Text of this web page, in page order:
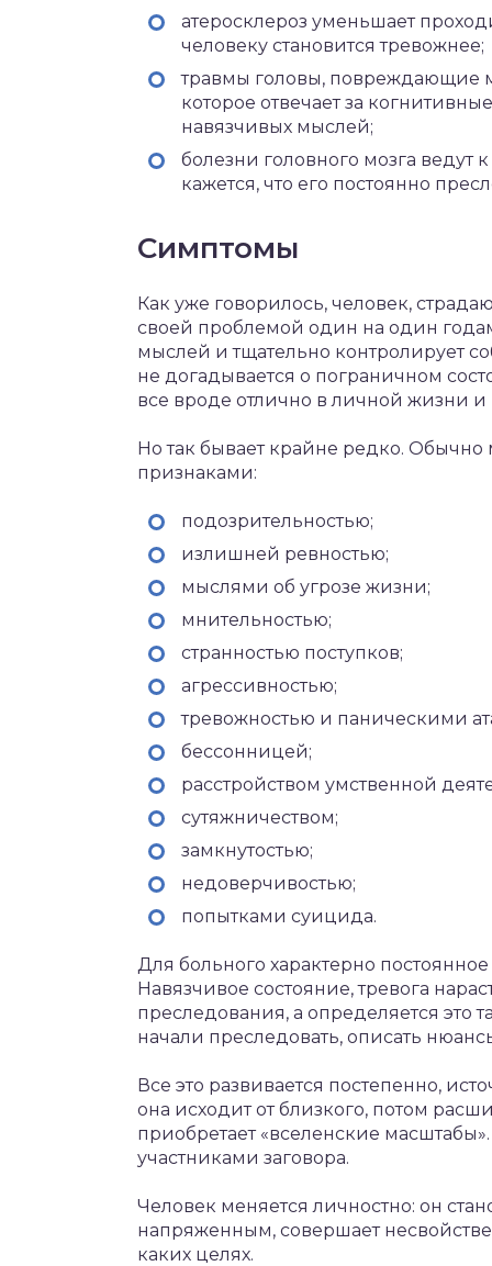
атеросклероз уменьшает
человеку становится тревожнее;
травмы головы, повреждающие
которое отвечает за
навязчивых мыслей;
болезни головного мозга ведут
кажется, что его постоянно
Симптомы
Как уже говорилось, человек,
своей проблемой один на один
мыслей и тщательно контролирует
не догадывается о пограничном
все вроде отлично в личной жизни и
Но так бывает крайне редко.
признаками:
подозрительностью;
излишней ревностью;
мыслями об угрозе жизни;
мнительностью;
странностью поступков;
агрессивностью;
тревожностью и паническими
бессонницей;
расстройством умственной
сутяжничеством;
замкнутостью;
недоверчивостью;
попытками суицида.
Для больного характерно
Навязчивое состояние, тревога
преследования, а определяется это
начали преследовать, описать
Все это развивается постепенно,
она исходит от близкого, потом
приобретает «вселенские
участниками заговора.
Человек меняется личностно: он
напряженным, совершает
каких целях.